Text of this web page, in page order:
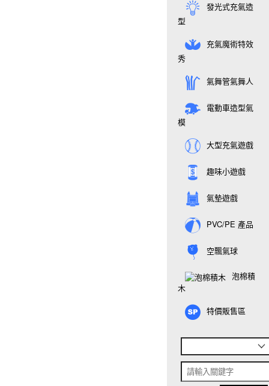
發光式充氣造
型
充氣魔術特效
秀
氣舞管氣舞人
電動車造型氣
模
大型充氣遊戲
趣味小遊戲
氣墊遊戲
PVC/PE 產品
空飄氣球
泡棉積
木
特價販售區